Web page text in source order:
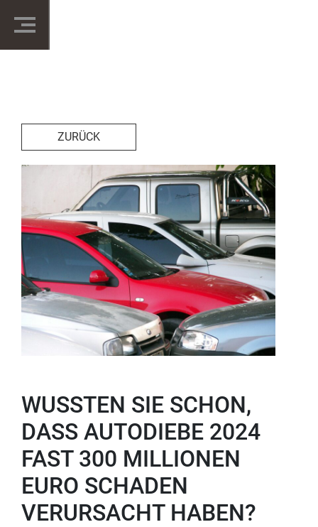
ZURÜCK
WUSSTEN SIE SCHON,
DASS AUTODIEBE 2024
FAST 300 MILLIONEN
EURO SCHADEN
VERURSACHT HABEN?